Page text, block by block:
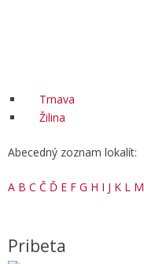
Trnava
Žilina
Abecedný zoznam lokalít:
A B C Č Ď E F G H I J K L M
Pribeta